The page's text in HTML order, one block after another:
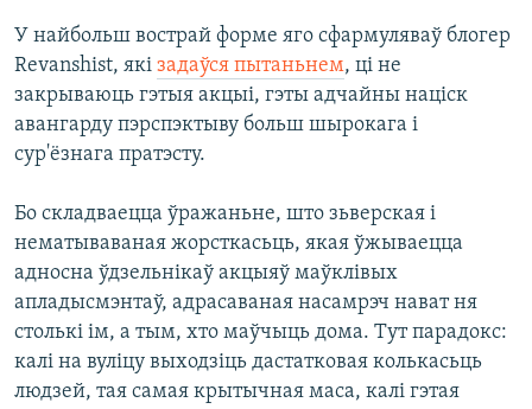
У найбольш вострай форме яго сфармуляваў блогер
Revanshist, які задаўся пытаньнем, ці не
закрываюць гэтыя акцыі, гэты адчайны націск
авангарду пэрспэктыву больш шырокага і
сур'ёзнага пратэсту.
Бо складваецца ўражаньне, што зьверская і
нематываваная жорсткасьць, якая ўжываецца
адносна ўдзельнікаў акцыяў маўклівых
апладысмэнтаў, адрасаваная насамрэч нават ня
столькі ім, а тым, хто маўчыць дома. Тут парадокс:
калі на вуліцу выходзіць дастатковая колькасьць
людзей, тая самая крытычная маса, калі гэтая